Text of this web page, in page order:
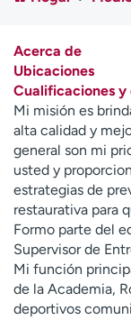
Ready. Set. CO.
Atención a
comunicación
Contáctenos
A
y
ú
d
a
m
e
a
e
Acerca de
Ubicaciones
Cualificaciones y
Mi misión es
alta calidad y
general son mi
usted y
estrategias de
restaurativa para
Formo parte del
Supervisor de
Mi función
de la Academia,
deportivos